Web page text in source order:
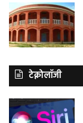
टेक्नोलॉजी